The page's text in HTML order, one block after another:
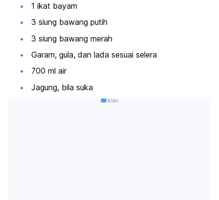
1 ikat bayam
3 siung bawang putih
3 siung bawang merah
Garam, gula, dan lada sesuai selera
700 ml air
Jagung, bila suka
Iklan